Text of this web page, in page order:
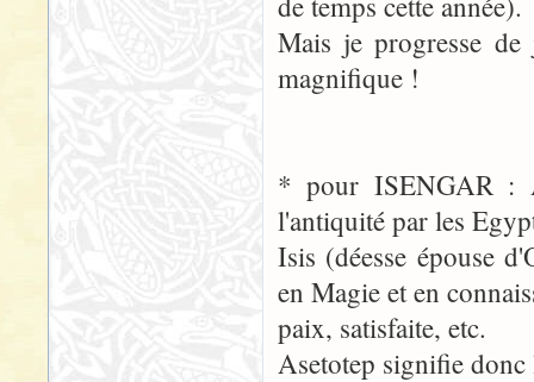
Mais je progresse
magnifique !
* pour ISENGAR :
l'antiquité par les
Isis (déesse épouse
en Magie et en
paix, satisfaite, etc.
Asetotep signifie